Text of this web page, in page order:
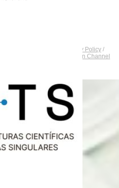
Privacy Policy /
Compliance and Communication Channel